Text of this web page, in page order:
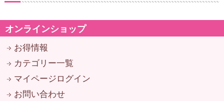
オンラインショップ
お得情報
カテゴリー一覧
マイページログイン
お問い合わせ